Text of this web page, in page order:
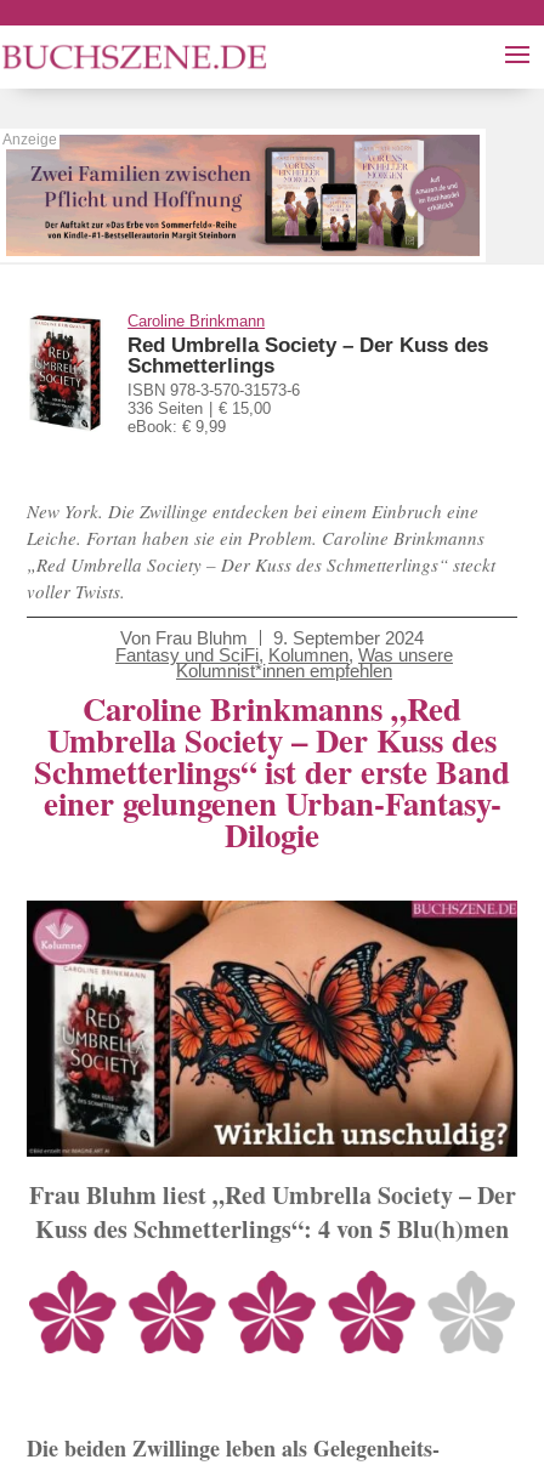
Caroline Brinkmann
Red Umbrella Society – Der Kuss des
Schmetterlings
ISBN 978-3-570-31573-6
336 Seiten
€ 15,00
eBook: € 9,99
New York. Die Zwillinge entdecken bei einem Einbruch eine
Leiche. Fortan haben sie ein Problem. Caroline Brinkmanns
„Red Umbrella Society – Der Kuss des Schmetterlings“ steckt
voller Twists.
Von Frau Bluhm
9. September 2024
Fantasy und SciFi, Kolumnen, Was unsere
Kolumnist*innen empfehlen
Caroline Brinkmanns „Red
Umbrella Society – Der Kuss des
Schmetterlings“ ist der erste Band
einer gelungenen Urban-Fantasy-
Dilogie
Frau Bluhm liest „Red Umbrella Society – Der
Kuss des Schmetterlings“: 4 von 5 Blu(h)men
Die beiden Zwillinge leben als Gelegenheits-